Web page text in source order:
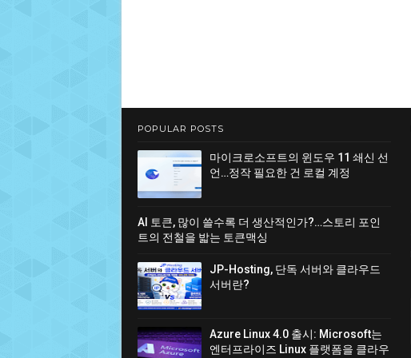
POPULAR POSTS
마이크로소프트의 윈도우 11 쇄신 선
언…정작 필요한 건 로컬 계정
AI 토큰, 많이 쓸수록 더 생산적인가?…스토리 포인
트의 전철을 밟는 토큰맥싱
JP-Hosting, 단독 서버와 클라우드
서버란?
Azure Linux 4.0 출시: Microsoft는
엔터프라이즈 Linux 플랫폼을 클라우